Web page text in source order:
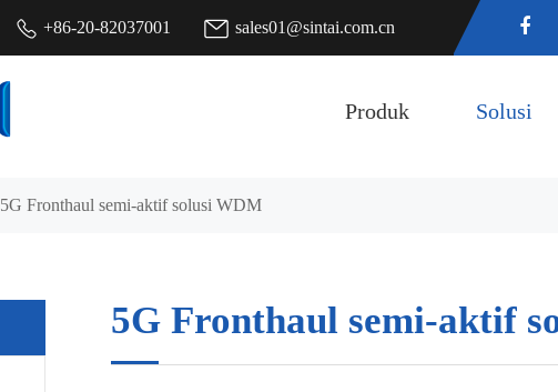
+86-20-82037001 sales01@sintai.com.cn
Produk Solusi
5G Fronthaul semi-aktif solusi WDM
5G Fronthaul semi-aktif